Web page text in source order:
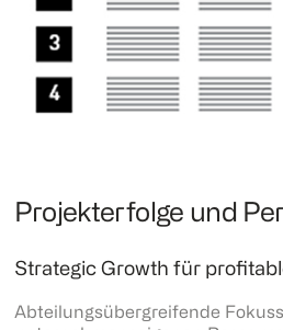
Projekterfolge und
Strategic Growth für
Abteilungsübergreifende